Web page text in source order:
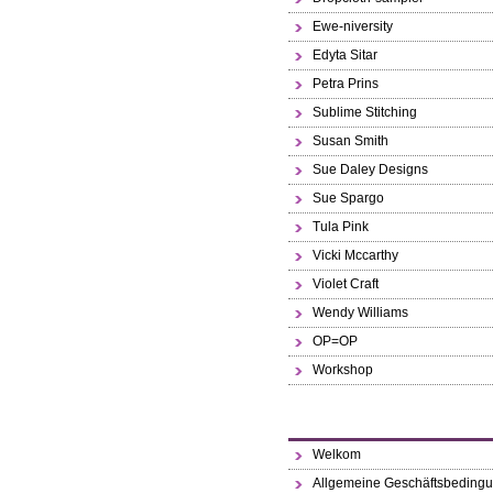
Ewe-niversity
Edyta Sitar
Petra Prins
Sublime Stitching
Susan Smith
Sue Daley Designs
Sue Spargo
Tula Pink
Vicki Mccarthy
Violet Craft
Wendy Williams
OP=OP
Workshop
Welkom
Allgemeine